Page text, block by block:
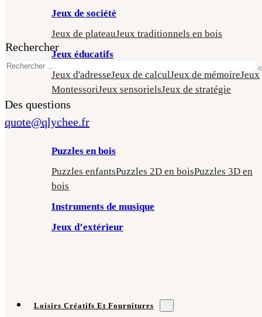
Rechercher
Des questions
quote@qlychee.fr
Jeux de société
Jeux de plateauJeux traditionnels en bois
Jeux éducatifs
Jeux d'adresseJeux de calculJeux de mémoireJeux
MontessoriJeux sensorielsJeux de stratégie
Puzzles en bois
Puzzles enfantsPuzzles 2D en boisPuzzles 3D en
bois
Instruments de musique
Jeux d’extérieur
Loisirs Créatifs Et Fournitures